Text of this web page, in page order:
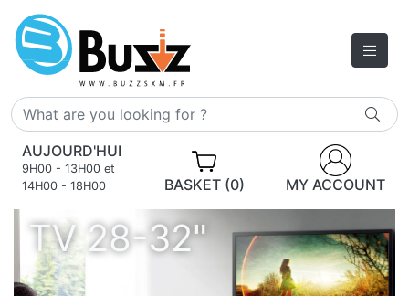
AUJOURD'HUI
9H00 - 13H00 et
14H00 - 18H00
BASKET (0) MY ACCOUNT
TV 28-32"